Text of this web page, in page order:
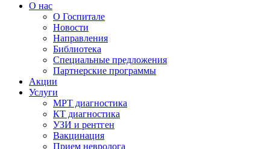
О нас
О Госпитале
Новости
Направления
Библиотека
Специальные предложения
Партнерские программы
Акции
Услуги
МРТ диагностика
КТ диагностика
УЗИ и рентген
Вакцинация
Прием невролога